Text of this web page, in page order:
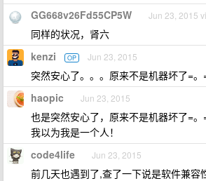
GG668v26Fd55CP5W Jun 23, 2015
同样的状况，肾六
kenzi OP Jun 23, 2015
突然安心了。。。原来不是机器坏了=。
haopic Jun 23, 2015
也是突然安心了，原来不是机器坏了=。
我以为我是一个人！
code4life Jun 23, 2015
前几天也遇到了,查了一下说是软件兼容